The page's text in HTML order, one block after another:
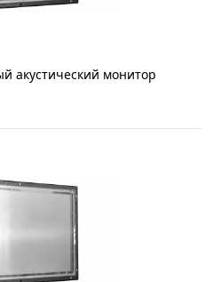
акустический монитор